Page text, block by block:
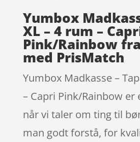
Yumbox
XL – 4 rum –
Pink/Rainbow
med PrisMatch
Yumbox Madkasse –
– Capri Pink/Rainbow
når vi taler om ting til
man godt forstå, for